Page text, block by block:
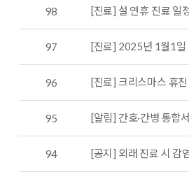
98 [진료] 설 연휴 진료 일
97 [진료] 2025년 1월1일
96 [진료] 크리스마스 휴
95 [알림] 간호·간병 통합
94 [공지] 외래 진료 시 감